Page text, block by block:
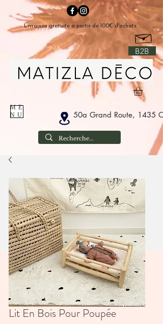
B2B
50a Grand Route, 1435
ME
NU
Livraison gratuite à partir de 100€ d'achats
Lit En Bois Pour Poupée